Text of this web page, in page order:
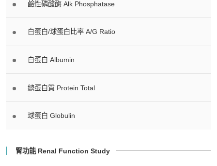
鹼性磷酸酶 Alk Phosphatase
白蛋白/球蛋白比率 A/G Ratio
白蛋白 Albumin
總蛋白質 Protein Total
球蛋白 Globulin
腎功能 Renal Function Study